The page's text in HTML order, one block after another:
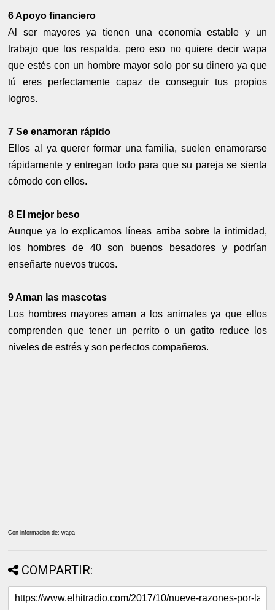
6 Apoyo financiero
Al ser mayores ya tienen una economía estable y un
trabajo que los respalda, pero eso no quiere decir wapa
que estés con un hombre mayor solo por su dinero ya que
tú eres perfectamente capaz de conseguir tus propios
logros.
7 Se enamoran rápido
Ellos al ya querer formar una familia, suelen enamorarse
rápidamente y entregan todo para que su pareja se sienta
cómodo con ellos.
8 El mejor beso
Aunque ya lo explicamos líneas arriba sobre la intimidad,
los hombres de 40 son buenos besadores y podrían
enseñarte nuevos trucos.
9 Aman las mascotas
Los hombres mayores aman a los animales ya que ellos
comprenden que tener un perrito o un gatito reduce los
niveles de estrés y son perfectos compañeros.
Con información de: wapa
COMPARTIR: